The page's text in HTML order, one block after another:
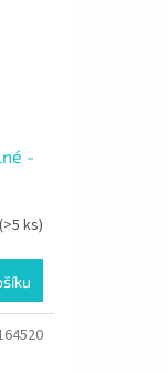
-
(>5 ks)